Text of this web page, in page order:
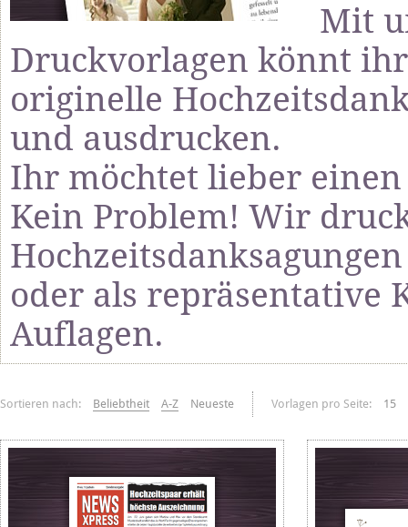
Mit
Druckvorlagen könnt
originelle
und ausdrucken.
Ihr möchtet lieber
Kein Problem! Wir
oder als repräsentative
Auflagen.
Sortieren nach: Beliebtheit A-Z Neueste Vorlagen pro Seite: 15